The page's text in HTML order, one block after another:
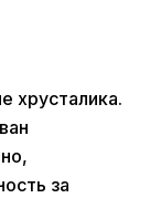
хрусталика.
за